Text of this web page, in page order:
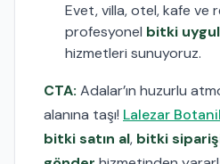
Evet, villa, otel, kafe ve
profesyonel bitki
hizmetleri sunuyoruz.
CTA: Adalar’ın huzurlu
alanına taşı! Lalezar
bitki satın al, bitki